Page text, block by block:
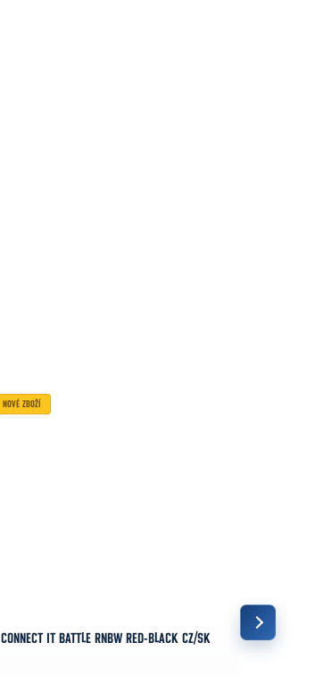
NOVÉ ZBOŽÍ
CONNECT IT BATTLE RNBW RED-BLACK CZ/SK LOGITECH